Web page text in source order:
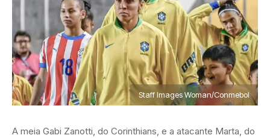
Staff Images Woman/Conmebol
A meia Gabi Zanotti, do Corinthians, e a atacante Marta, do